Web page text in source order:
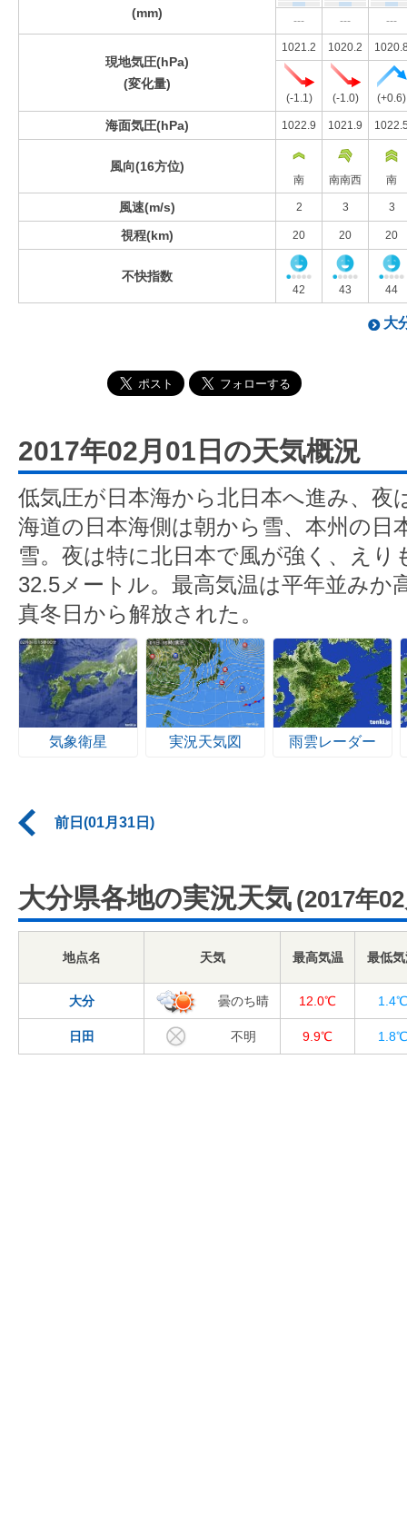
(mm)
--- --- ---
現地気圧(hPa)
(変化量)
1021.2 1020.2
(-1.1) (-1.0) (+0.6)
海面気圧(hPa) 1022.9 1021.9
風向(16方位)
南 南南西 南
風速(m/s) 2 3 3
視程(km) 20 20 20
不快指数
42 43 44
大
2017年02月01日の天気概況
低気圧が日本海から北日本へ進み、夜
海道の日本海側は朝から雪、本州の日
雪。夜は特に北日本で風が強く、えり
32.5メートル。最高気温は平年並みか
真冬日から解放された。
気象衛星 実況天気図 雨雲レーダー
前日(01月31日)
大分県各地の実況天気 (2017年
地点名 天気 最高気温 最低
大分 曇のち晴 12.0℃ 1.4℃
日田 不明 9.9℃ 1.8℃